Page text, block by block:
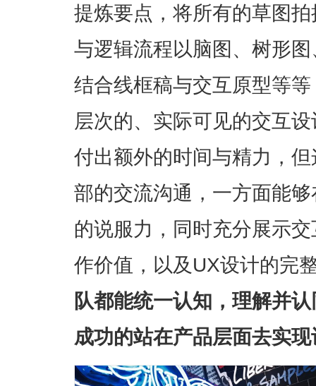
提炼要点，将所有的草图
与逻辑流程以脑图、树形
结合线框稿与交互原型等
层次的、实际可见的交互
付出额外的时间与精力，
部的交流沟通，一方面能
的说服力，同时充分展示
作价值，以及UX设计的完
队都能统一认知，理解并
成功的站在产品层面去实